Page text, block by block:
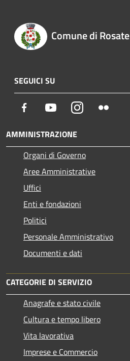
Comune di Rosate
SEGUICI SU
Facebook YoutubeInstagram
AMMINISTRAZIONE
Organi di Governo
Aree Amministrative
Uffici
Enti e fondazioni
Politici
Personale Amministrativo
Documenti e dati
CATEGORIE DI SERVIZIO
Anagrafe e stato civile
Cultura e tempo libero
Vita lavorativa
Imprese e Commercio